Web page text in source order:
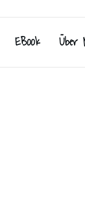
EBook Über